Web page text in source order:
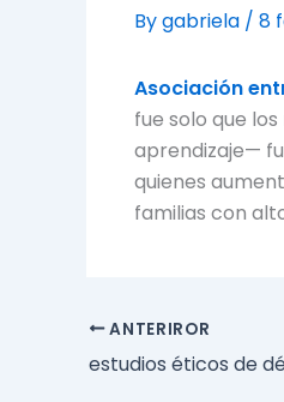
Bygabriela / 8
Asociación
fue solo que
aprendizaje—
quienes
familias con
ANTERIROR
estudios éticos de